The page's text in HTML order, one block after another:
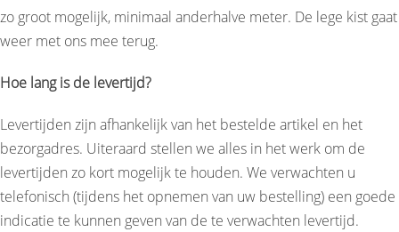
zo groot mogelijk, minimaal anderhalve meter. De lege kist gaat
weer met ons mee terug.
Hoe lang is de levertijd?
Levertijden zijn afhankelijk van het bestelde artikel en het
bezorgadres. Uiteraard stellen we alles in het werk om de
levertijden zo kort mogelijk te houden. We verwachten u
telefonisch (tijdens het opnemen van uw bestelling) een goede
indicatie te kunnen geven van de te verwachten levertijd.